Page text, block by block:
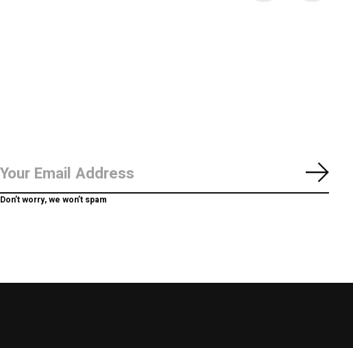
Don’t worry, we won’t spam